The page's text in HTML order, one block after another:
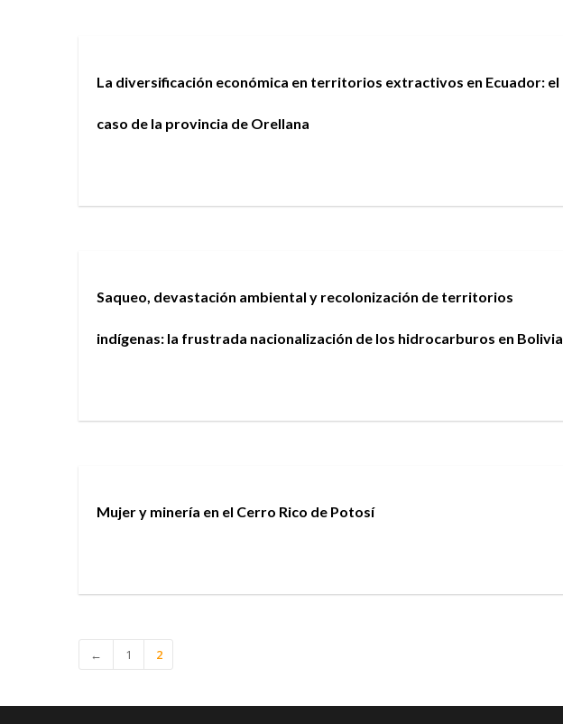
La diversificación económica en territorios extractivos en Ecuador: el
caso de la provincia de Orellana
Saqueo, devastación ambiental y recolonización de territorios
indígenas: la frustrada nacionalización de los hidrocarburos en Bolivia
Mujer y minería en el Cerro Rico de Potosí
← 1 2